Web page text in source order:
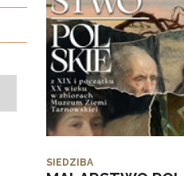
SIEDZIBA